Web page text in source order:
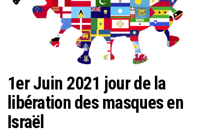
1er Juin 2021 jour de la
libération des masques en
Israël